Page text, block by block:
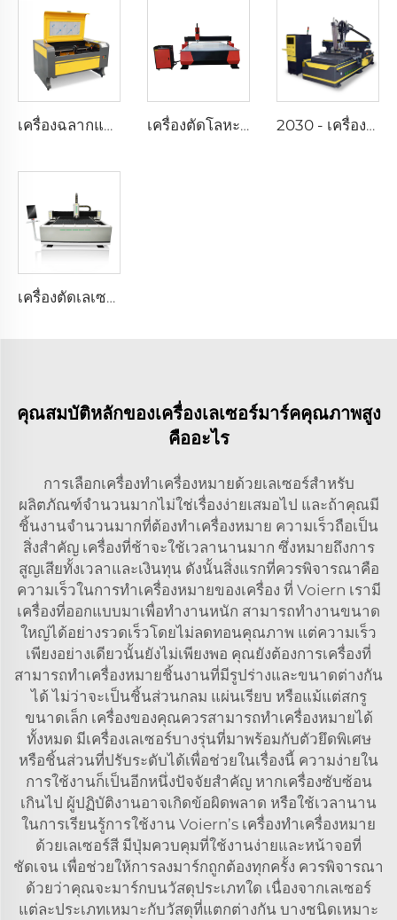
เครื่องฉลากและตัดด้วยเลเซอร์ 1080 เครื่องตัดโลหะ CNC Router 1325 เครื่องกัดไม้ 3 แกน CNC Milling Router 2030 - เครื่องกัด CNC Atc (ประเภทเส้นตรง Atc）
เครื่องตัดเลเซอร์ใยสาร1530
คุณสมบัติหลักของเครื่องเลเซอร์มาร์คคุณภาพสูง
คืออะไร
การเลือกเครื่องทำเครื่องหมายด้วยเลเซอร์สำหรับ
ผลิตภัณฑ์จำนวนมากไม่ใช่เรื่องง่ายเสมอไป และถ้าคุณมี
ชิ้นงานจำนวนมากที่ต้องทำเครื่องหมาย ความเร็วถือเป็น
สิ่งสำคัญ เครื่องที่ช้าจะใช้เวลานานมาก ซึ่งหมายถึงการ
สูญเสียทั้งเวลาและเงินทุน ดังนั้นสิ่งแรกที่ควรพิจารณาคือ
ความเร็วในการทำเครื่องหมายของเครื่อง ที่ Voiern เรามี
เครื่องที่ออกแบบมาเพื่อทำงานหนัก สามารถทำงานขนาด
ใหญ่ได้อย่างรวดเร็วโดยไม่ลดทอนคุณภาพ แต่ความเร็ว
เพียงอย่างเดียวนั้นยังไม่เพียงพอ คุณยังต้องการเครื่องที่
สามารถทำเครื่องหมายชิ้นงานที่มีรูปร่างและขนาดต่างกัน
ได้ ไม่ว่าจะเป็นชิ้นส่วนกลม แผ่นเรียบ หรือแม้แต่สกรู
ขนาดเล็ก เครื่องของคุณควรสามารถทำเครื่องหมายได้
ทั้งหมด มีเครื่องเลเซอร์บางรุ่นที่มาพร้อมกับตัวยึดพิเศษ
หรือชิ้นส่วนที่ปรับระดับได้เพื่อช่วยในเรื่องนี้ ความง่ายใน
การใช้งานก็เป็นอีกหนึ่งปัจจัยสำคัญ หากเครื่องซับซ้อน
เกินไป ผู้ปฏิบัติงานอาจเกิดข้อผิดพลาด หรือใช้เวลานาน
ในการเรียนรู้การใช้งาน Voiern’s เครื่องทำเครื่องหมาย
ด้วยเลเซอร์สี มีปุ่มควบคุมที่ใช้งานง่ายและหน้าจอที่
ชัดเจน เพื่อช่วยให้การลงมาร์กถูกต้องทุกครั้ง ควรพิจารณา
ด้วยว่าคุณจะมาร์กบนวัสดุประเภทใด เนื่องจากเลเซอร์
แต่ละประเภทเหมาะกับวัสดุที่แตกต่างกัน บางชนิดเหมาะ